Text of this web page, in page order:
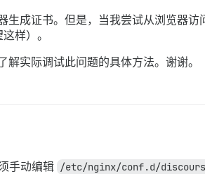
生成证书。但是，当我尝试从浏览器访
样）。
解实际调试此问题的具体方法。谢谢。
手动编辑 /etc/nginx/conf.d/